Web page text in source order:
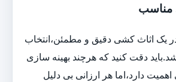
مناسب
یک اثاث کشی دقیق و مطمئن،انتخاب
دقت کنید که هرچند بهینه سازی
دارد،اما هر ارزانی بی دلیل